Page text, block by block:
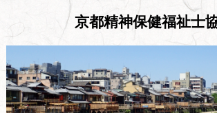
京都精神保健福祉士